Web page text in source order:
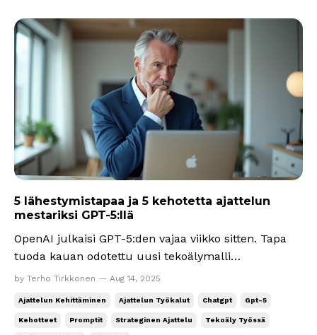
5 lähestymistapaa ja 5 kehotetta ajattelun
mestariksi GPT-5:llä
OpenAI julkaisi GPT-5:den vajaa viikko sitten. Tapa
tuoda kauan odotettu uusi tekoälymalli
ChatGPT:hen sai paljon kritiikkiä: pieni osa aiheesta,
lehdistö tietenkin kiinnitti huomion vain ongelmiin....
by Terho Tirkkonen — Aug 14, 2025
Ajattelun Kehittäminen Ajattelun Työkalut Chatgpt Gpt-5
Kehotteet Promptit Strateginen Ajattelu Tekoäly Työssä